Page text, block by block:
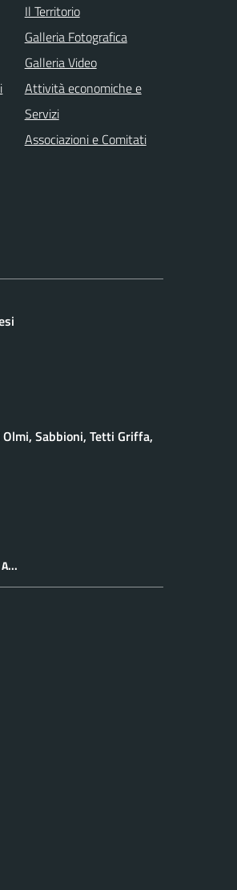
Il Territorio
Galleria Fotografica
Galleria Video
Attività economiche e
Servizi
Associazioni e Comitati
Sabbioni, Tetti Griffa,